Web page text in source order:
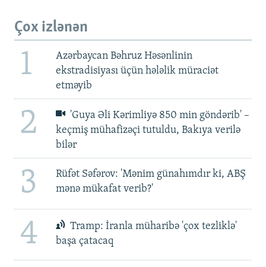
Çox izlənən
1
Azərbaycan Bəhruz Həsənlinin
ekstradisiyası üçün hələlik müraciət
etməyib
2
'Guya Əli Kərimliyə 850 min göndərib' –
keçmiş mühafizəçi tutuldu, Bakıya verilə
bilər
3
Rüfət Səfərov: 'Mənim günahımdır ki, ABŞ
mənə mükafat verib?'
4
Tramp: İranla müharibə 'çox tezliklə'
başa çatacaq